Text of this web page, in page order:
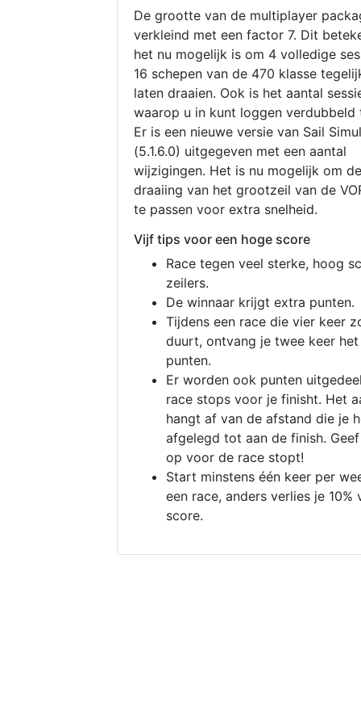
De grootte van de multiplayer
verkleind met een factor 7. Dit
het nu mogelijk is om 4 volledige
16 schepen van de 470 klasse
laten draaien. Ook is het aantal
waarop u in kunt loggen verdubbeld
Er is een nieuwe versie van Sail
(5.1.6.0) uitgegeven met een aantal
wijzigingen. Het is nu mogelijk om de
draaiing van het grootzeil van de
te passen voor extra snelheid.
Vijf tips voor een hoge score
Race tegen veel sterke, hoog
zeilers.
De winnaar krijgt extra punten.
Tijdens een race die vier keer
duurt, ontvang je twee keer
punten.
Er worden ook punten
race stops voor je finisht. Het
hangt af van de afstand die je
afgelegd tot aan de finish.
op voor de race stopt!
Start minstens één keer per
een race, anders verlies je 10%
score.